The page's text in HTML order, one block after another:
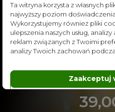
Aniela -
tekuté
zeleninu
39,
Ta witryna korzysta z własnych
najwyższy poziom doświadczenia
Wykorzystujemy również pliki
ulepszenia naszych usług,
reklam związanych z Twoimi
analizy Twoich zachowań
Zaakceptuj